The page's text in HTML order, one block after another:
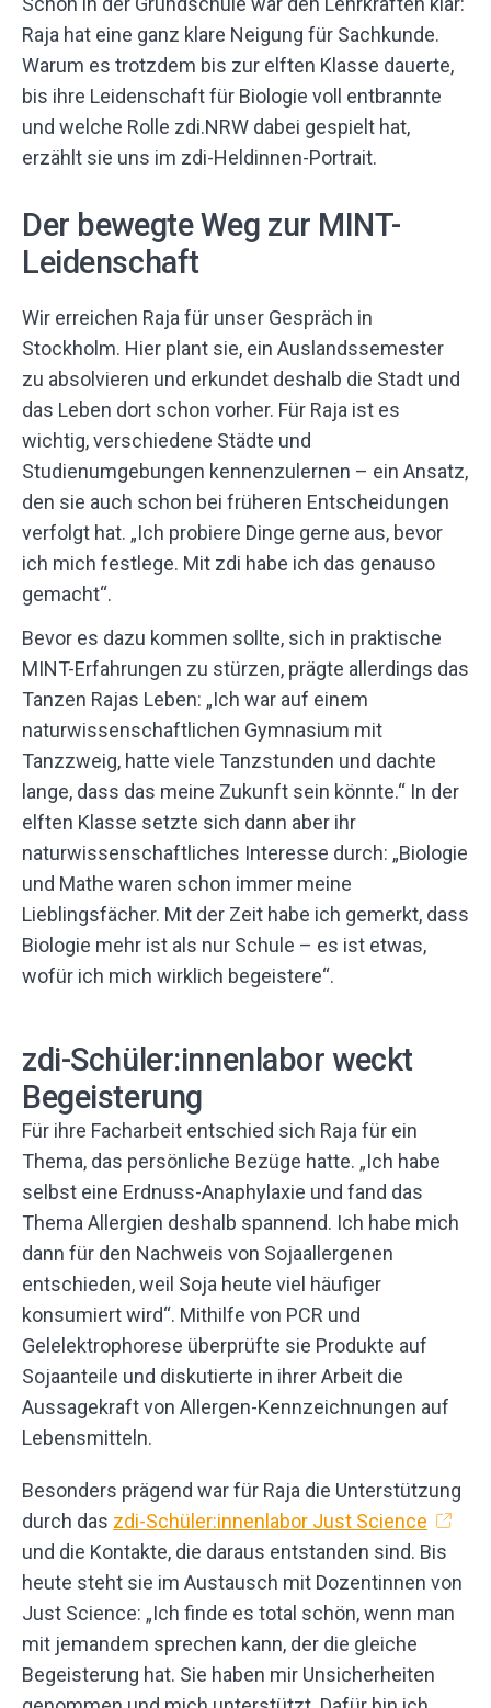
Raja hat eine ganz klare Neigung für Sachkunde.
Warum es trotzdem bis zur elften Klasse dauerte,
bis ihre Leidenschaft für Biologie voll entbrannte
und welche Rolle zdi.NRW dabei gespielt hat,
erzählt sie uns im zdi-Heldinnen-Portrait.
Der bewegte Weg zur MINT-
Leidenschaft
Wir erreichen Raja für unser Gespräch in
Stockholm. Hier plant sie, ein Auslandssemester
zu absolvieren und erkundet deshalb die Stadt und
das Leben dort schon vorher. Für Raja ist es
wichtig, verschiedene Städte und
Studienumgebungen kennenzulernen – ein Ansatz,
den sie auch schon bei früheren Entscheidungen
verfolgt hat. „Ich probiere Dinge gerne aus, bevor
ich mich festlege. Mit zdi habe ich das genauso
gemacht“.
Bevor es dazu kommen sollte, sich in praktische
MINT-Erfahrungen zu stürzen, prägte allerdings das
Tanzen Rajas Leben: „Ich war auf einem
naturwissenschaftlichen Gymnasium mit
Tanzzweig, hatte viele Tanzstunden und dachte
lange, dass das meine Zukunft sein könnte.“ In der
elften Klasse setzte sich dann aber ihr
naturwissenschaftliches Interesse durch: „Biologie
und Mathe waren schon immer meine
Lieblingsfächer. Mit der Zeit habe ich gemerkt, dass
Biologie mehr ist als nur Schule – es ist etwas,
wofür ich mich wirklich begeistere“.
zdi-Schüler:innenlabor weckt
Begeisterung
Für ihre Facharbeit entschied sich Raja für ein
Thema, das persönliche Bezüge hatte. „Ich habe
selbst eine Erdnuss-Anaphylaxie und fand das
Thema Allergien deshalb spannend. Ich habe mich
dann für den Nachweis von Sojaallergenen
entschieden, weil Soja heute viel häufiger
konsumiert wird“. Mithilfe von PCR und
Gelelektrophorese überprüfte sie Produkte auf
Sojaanteile und diskutierte in ihrer Arbeit die
Aussagekraft von Allergen-Kennzeichnungen auf
Lebensmitteln.
Besonders prägend war für Raja die Unterstützung
durch das zdi-Schüler:innenlabor Just Science
und die Kontakte, die daraus entstanden sind. Bis
heute steht sie im Austausch mit Dozentinnen von
Just Science: „Ich finde es total schön, wenn man
mit jemandem sprechen kann, der die gleiche
Begeisterung hat. Sie haben mir Unsicherheiten